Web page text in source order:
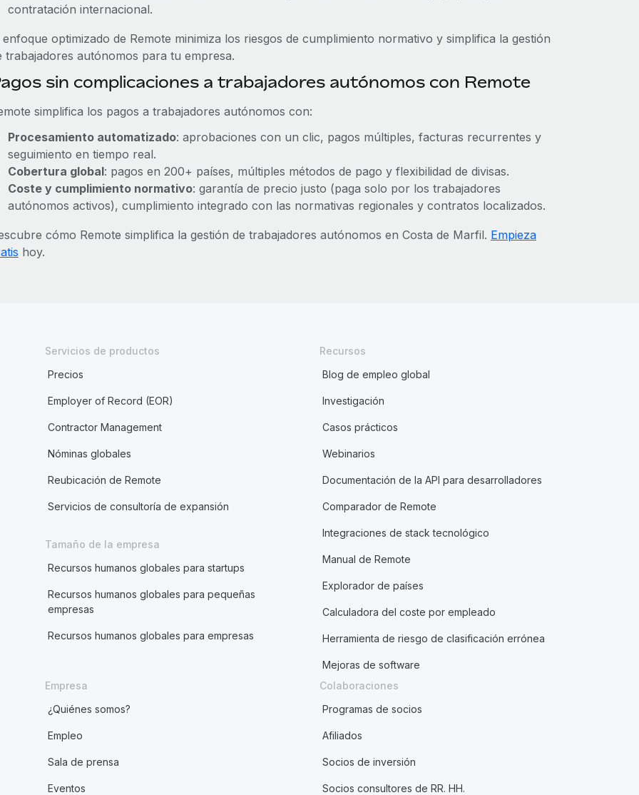
contratación internacional.
enfoque optimizado de Remote minimiza los riesgos de cumplimiento normativo y simplifica la gestión
trabajadores autónomos para tu empresa.
sin complicaciones a trabajadores autónomos con Remote
simplifica los pagos a trabajadores autónomos con:
Procesamiento automatizado: aprobaciones con un clic, pagos múltiples, facturas recurrentes y
seguimiento en tiempo real.
Cobertura global: pagos en 200+ países, múltiples métodos de pago y flexibilidad de divisas.
Coste y cumplimiento normativo: garantía de precio justo (paga solo por los trabajadores
autónomos activos), cumplimiento integrado con las normativas regionales y contratos localizados.
cómo Remote simplifica la gestión de trabajadores autónomos en Costa de Marfil. Empieza
hoy.
Servicios de productos
Precios
Employer of Record (EOR)
Contractor Management
Nóminas globales
Reubicación de Remote
Servicios de consultoría de expansión
Tamaño de la empresa
Recursos humanos globales para startups
Recursos humanos globales para pequeñas
empresas
Recursos humanos globales para empresas
Recursos
Blog de empleo global
Investigación
Casos prácticos
Webinarios
Documentación de la API para desarrolladores
Comparador de Remote
Integraciones de stack tecnológico
Manual de Remote
Explorador de países
Calculadora del coste por empleado
Herramienta de riesgo de clasificación errónea
Mejoras de software
Empresa
¿Quiénes somos?
Empleo
Sala de prensa
Eventos
Colaboraciones
Programas de socios
Afiliados
Socios de inversión
Socios consultores de RR. HH.